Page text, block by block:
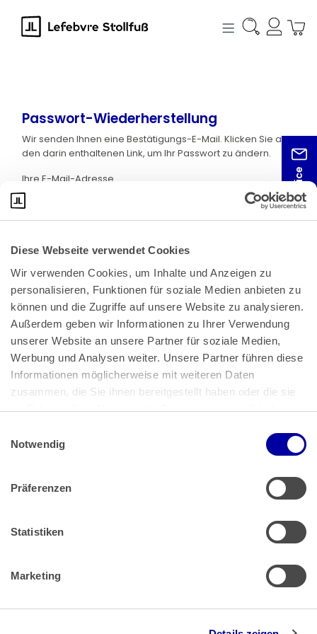
Diese Webseite verwendet Cookies
Wir verwenden Cookies, um Inhalte und Anzeigen zu
personalisieren, Funktionen für soziale Medien anbieten zu
können und die Zugriffe auf unsere Website zu analysieren.
Außerdem geben wir Informationen zu Ihrer Verwendung
unserer Website an unsere Partner für soziale Medien,
Werbung und Analysen weiter. Unsere Partner führen diese
Informationen möglicherweise mit weiteren Daten
zusammen, die Sie ihnen bereitgestellt haben oder die sie
im Rahmen Ihrer Nutzung der Dienste gesammelt haben.
Impressum
Notwendig
Präferenzen
Statistiken
Marketing
springen
Kundenservice
Passwort-Wiederherstellung
Wir senden Ihnen eine Bestätigungs-E-Mail. Klicken Sie auf
den darin enthaltenen Link, um Ihr Passwort zu ändern.
Ihre E-Mail-Adresse
Bundeskanzlerplatz 2
53113 Bonn
Pressemitteilungen|AGB
Impressum|Datenschutz
Muster Widerrufsformular (PDF)
Barrierefreiheit